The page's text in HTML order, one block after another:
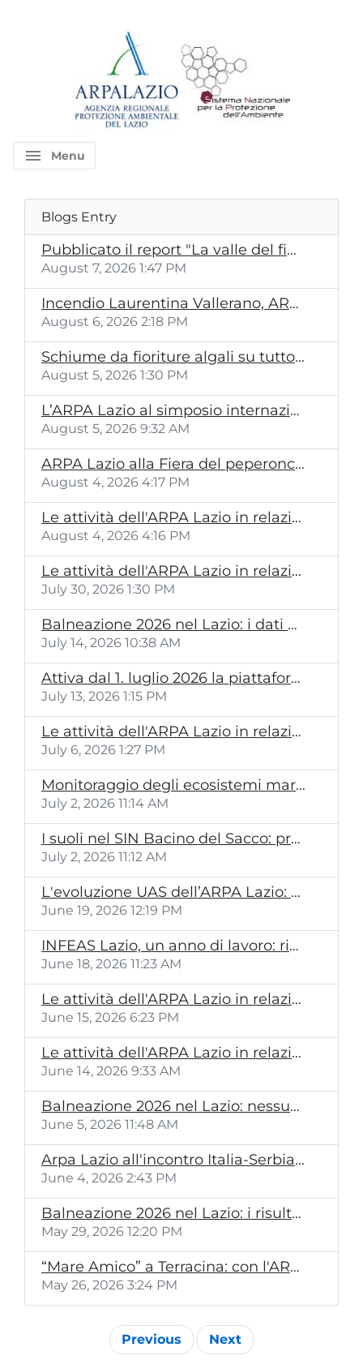
menu Menu
Blogs Entry
Pubblicato il report "La valle del fiume Sacco. Uno studio ambientale"
August 7, 2026 1:47 PM
Incendio Laurentina Vallerano, ARPA Lazio partecipa al sopralluogo della Commissione d'inchiesta
August 6, 2026 2:18 PM
Schiume da fioriture algali su tutto il litorale del Lazio
August 5, 2026 1:30 PM
L’ARPA Lazio al simposio internazionale IEEE MNC 2026
August 5, 2026 9:32 AM
ARPA Lazio alla Fiera del peperoncino 2026
August 4, 2026 4:17 PM
Le attività dell'ARPA Lazio in relazione all'incendio in via Laurentina a Roma, zona Vallerano
August 4, 2026 4:16 PM
Le attività dell'ARPA Lazio in relazione all'incendio alla REMAT di San Giorgio al Liri (FR)
July 30, 2026 1:30 PM
Balneazione 2026 nel Lazio: i dati mese per mese
July 14, 2026 10:38 AM
Attiva dal 1. luglio 2026 la piattaforma NIRWeb/NIRGIS
July 13, 2026 1:15 PM
Le attività dell'ARPA Lazio in relazione all'incendio a Roma Villa Spada
July 6, 2026 1:27 PM
Monitoraggio degli ecosistemi marini: l’ARPA Lazio al Congresso SIBM e al Simposio internazionale di Livorno
July 2, 2026 11:14 AM
I suoli nel SIN Bacino del Sacco: presentazione pubblica del report ARPA Lazio
July 2, 2026 11:12 AM
L'evoluzione UAS dell’ARPA Lazio: una flotta di droni al servizio del controllo ambientale avanzato
June 19, 2026 12:19 PM
INFEAS Lazio, un anno di lavoro: risultati e prospettive
June 18, 2026 11:23 AM
Le attività dell'ARPA Lazio in relazione all'incendio a Roma/Mandrione
June 15, 2026 6:23 PM
Le attività dell'ARPA Lazio in relazione all'incendio a Torvaianica
June 14, 2026 9:33 AM
Balneazione 2026 nel Lazio: nessun’acqua di qualità scarsa
June 5, 2026 11:48 AM
Arpa Lazio all'incontro Italia-Serbia sui campi elettromagnetici
June 4, 2026 2:43 PM
Balneazione 2026 nel Lazio: i risultati dei campionamenti pre-stagionali
May 29, 2026 12:20 PM
“Mare Amico” a Terracina: con l'ARPA Lazio tra giochi, sicurezza e tutela del mare
May 26, 2026 3:24 PM
Previous Next